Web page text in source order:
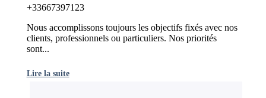
+33667397123
Nous accomplissons toujours les objectifs fixés avec nos
clients, professionnels ou particuliers. Nos priorités
sont...
Lire la suite